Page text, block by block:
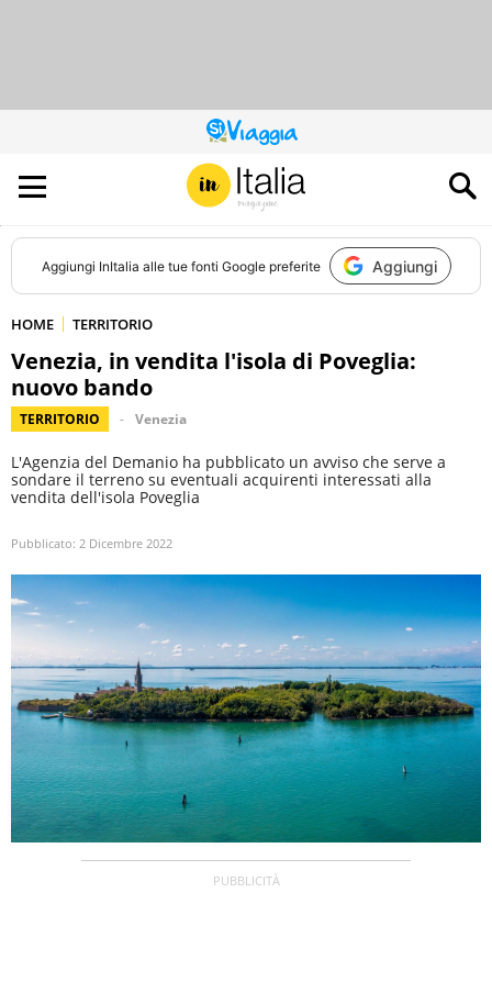
QUESTO
SITO
CONTRIBUISCE
ALL’AUDIENCE
DI
Aggiungi InItalia alle tue fonti Google preferite Aggiungi
HOME TERRITORIO
Venezia, in vendita l'isola di Poveglia:
nuovo bando
TERRITORIO Venezia
L'Agenzia del Demanio ha pubblicato un avviso che serve a
sondare il terreno su eventuali acquirenti interessati alla
vendita dell'isola Poveglia
Pubblicato: 2 Dicembre 2022